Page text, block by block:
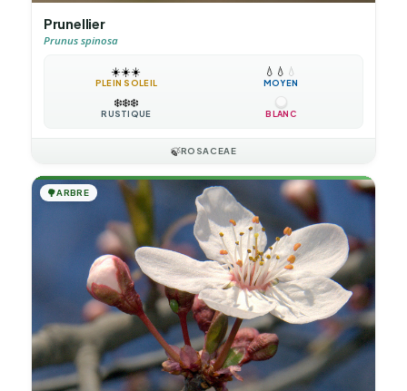
Prunellier
Prunus spinosa
☀️☀️☀️
PLEIN SOLEIL
💧 💧 💧
MOYEN
❄️❄️❄️
RUSTIQUE BLANC
🍃ROSACEAE
🌳ARBRE